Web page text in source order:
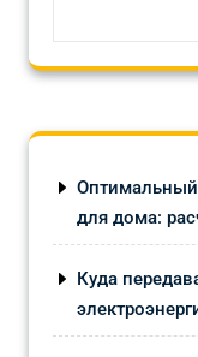
Оптимальный
для дома:
Куда